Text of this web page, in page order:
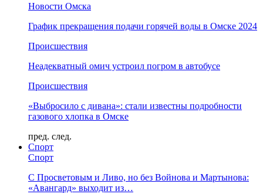
Новости Омска
График прекращения подачи горячей воды в Омске 2024
Происшествия
Неадекватный омич устроил погром в автобусе
Происшествия
«Выбросило с дивана»: стали известны подробности
газового хлопка в Омске
пред. след.
Спорт
Спорт
С Просветовым и Ливо, но без Войнова и Мартынова:
«Авангард» выходит из…